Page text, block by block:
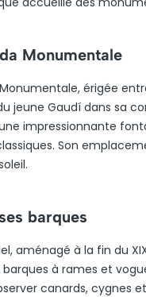
Monumentale
érigée
jeune Gaudí dans sa
impressionnante
Son
barques
aménagé à la fin du
à rames et
canards, cygnes